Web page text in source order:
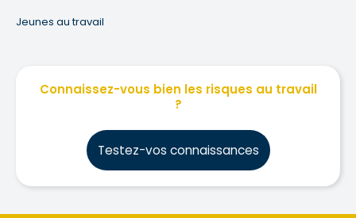
Jeunes au travail
Connaissez-vous bien les risques au travail
?
Testez-vos connaissances